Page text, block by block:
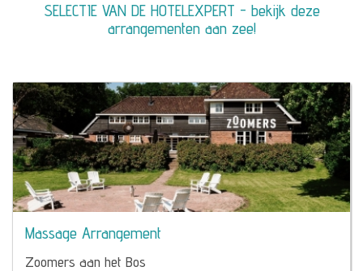
SELECTIE VAN DE HOTELEXPERT - bekijk deze
arrangementen aan zee!
Massage Arrangement
Zoomers aan het Bos